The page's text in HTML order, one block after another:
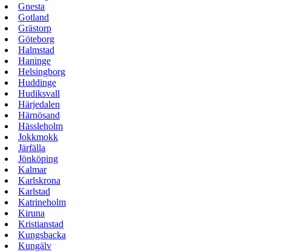
Gnesta
Gotland
Grästorp
Göteborg
Halmstad
Haninge
Helsingborg
Huddinge
Hudiksvall
Härjedalen
Härnösand
Hässleholm
Jokkmokk
Järfälla
Jönköping
Kalmar
Karlskrona
Karlstad
Katrineholm
Kiruna
Kristianstad
Kungsbacka
Kungälv